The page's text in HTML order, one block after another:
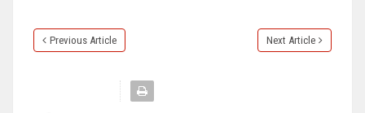
Previous Article Next Article